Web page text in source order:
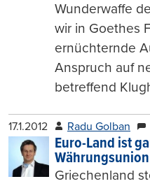
Wunderwaffe
wir in Goethes
ernüchternde
Anspruch auf
betreffend
17.1.2012 Radu Golban
Euro-Land ist
Währungsunion
Griechenland